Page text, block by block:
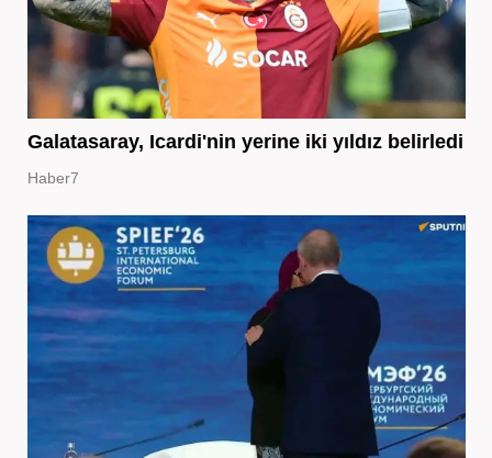
Galatasaray, Icardi'nin yerine iki yıldız belirledi
Haber7